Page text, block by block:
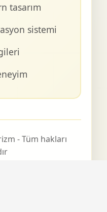
tasarım
sistemi
- Tüm hakları